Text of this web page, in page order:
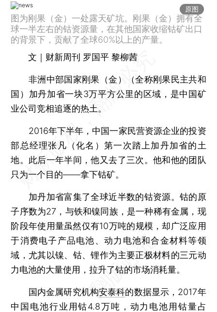
原图
图为刚果（金）一处露天矿坑。刚果（金）拥有全
球一半左右的钴资源量，在其他国家收缩钴矿出口
的背景下，贡献了全球60%以上的产量。
文｜财新周刊 罗国平 黎柳茜
非洲中部国家刚果（金）（全称刚果民主共和
国）加丹加省一块3万平方公里的区域，是中国矿
业公司竞相追逐的热土。
2016年下半年，中国一家民营资源企业的投资
部总经理张凡（化名）第一次踏上加丹加省的土
地。此后一年半间，他又去了三次。他和他的团队
只为一个目的——拿下钴矿。
加丹加省富集了全球近半数的钴资源。钴的原
子序数为27，与铁和镍同族，是一种稀有金属，现
阶段年使用量虽然仅有10万吨的规模，却广泛应用
于消费电子产品电池、动力电池和合金材料等领
域，尤其以镍、钴、锂作为主要正极材料的三元动
力电池的大量使用，拉升了钴的市场消耗量。
国内金属研究机构安泰科的数据显示，2017年
中国电池行业用钴4.8万吨，动力电池用钴量占